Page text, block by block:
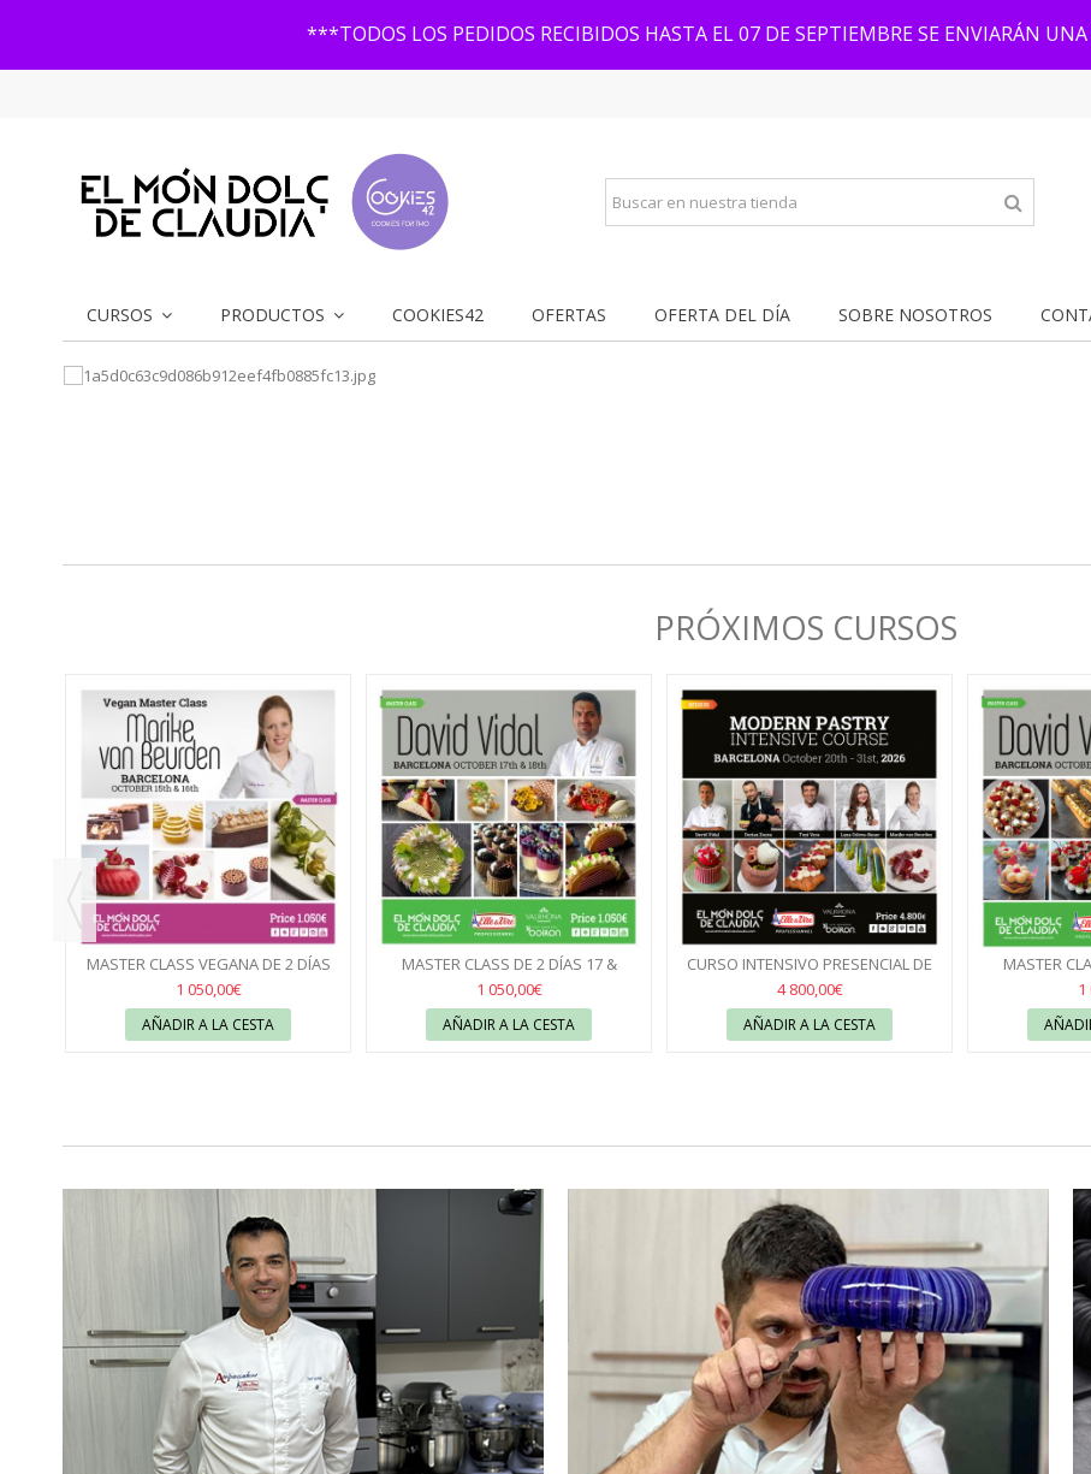
***TODOS LOS PEDIDOS RECIBIDOS HASTA EL 07 DE SEPTIEMBRE SE ENVIARÁN
CURSOS PRODUCTOS COOKIES42 OFERTAS OFERTA DEL DÍA SOBRE NOSOTROS
PRÓXIMOS CURSOS
MASTER CLASS VEGANA DE 2 DÍAS
15 & 16/10/26 CON MARIKE...
1 050,00€
AÑADIR A LA CESTA
MASTER CLASS DE 2 DÍAS 17 &
18/10/26 CON DAVID VIDAL
1 050,00€
AÑADIR A LA CESTA
CURSO INTENSIVO PRESENCIAL DE
PASTELERÍA MODERNA 20/10 AL...
4 800,00€
AÑADIR A LA CESTA
MASTER
21/10/261